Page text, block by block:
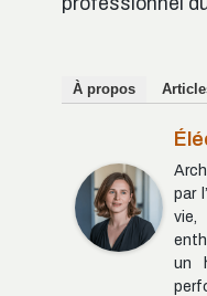
À propos
par
un